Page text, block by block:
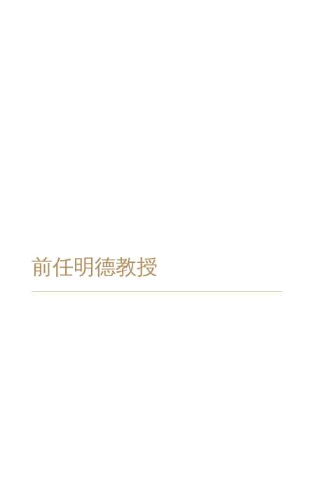
前任明德教授